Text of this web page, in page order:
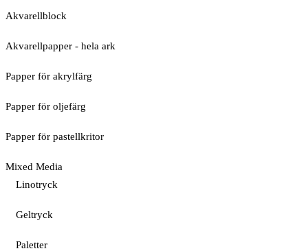
Akvarellblock
Akvarellpapper - hela ark
Papper för akrylfärg
Papper för oljefärg
Papper för pastellkritor
Mixed Media
Linotryck
Geltryck
Paletter